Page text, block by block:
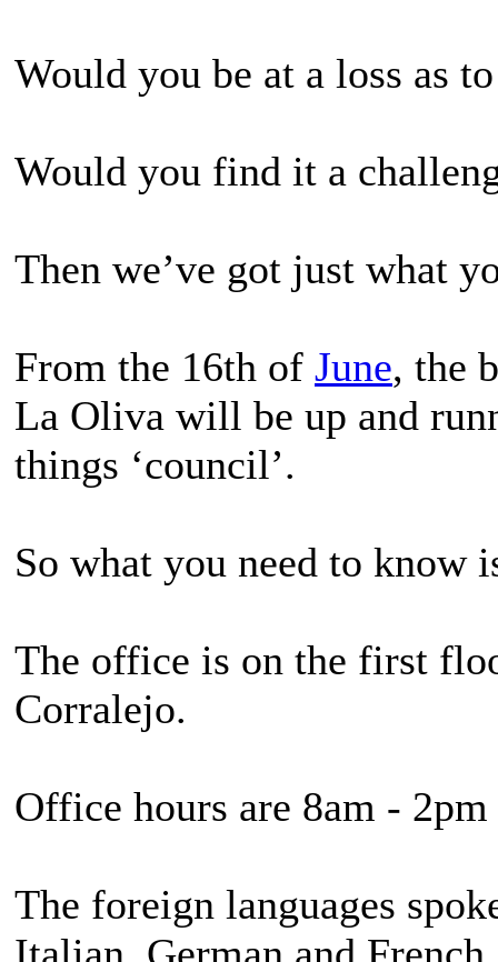
Would you be at a loss as
Would you find it a
Then we’ve got just what
From the 16th of June, the
La Oliva will be up and
things ‘council’.
So what you need to know
The office is on the first
Corralejo.
Office hours are 8am -
The foreign languages
Italian, German and French.